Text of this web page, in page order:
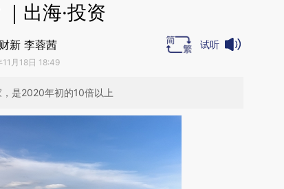
出海·投资
新 李蓉茜
月18日 18:49
试听
是2020年初的10倍以上